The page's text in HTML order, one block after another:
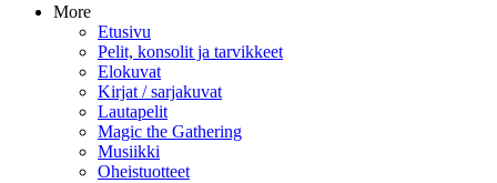
More
Etusivu
Pelit, konsolit ja tarvikkeet
Elokuvat
Kirjat / sarjakuvat
Lautapelit
Magic the Gathering
Musiikki
Oheistuotteet